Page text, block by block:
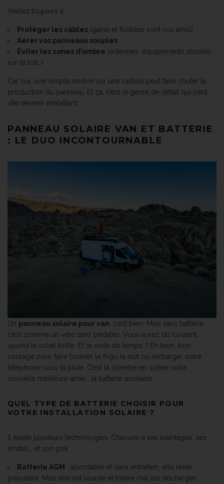
Veillez toujours à :
Protéger les câbles (gaine et fusibles sont vos amis)
Aérer vos panneaux souples
Éviter les zones d’ombre (antennes, équipements stockés
sur le toit…)
Car oui, une simple ombre sur une cellule peut faire chuter la
production du panneau. Et ça, c’est le genre de détail qui peut
vite devenir embêtant.
PANNEAU SOLAIRE VAN ET BATTERIE
: LE DUO INCONTOURNABLE
Un panneau solaire pour van , c’est bien. Mais sans batterie…
c’est comme un vélo sans pédales. Vous aurez du courant
quandle soleil brille. Et le reste du temps ? Eh bien, bon
courage pour faire tourner le frigo la nuit ou recharger votre
téléphone sous la pluie. C’est là qu’entre en scène votre
nouvelle meilleure amie : la batterie auxiliaire.
QUEL TYPE DE BATTERIE CHOISIR POUR
VOTRE INSTALLATION SOLAIRE ?
Il existe plusieurs technologies. Chacune a ses avantages, ses
limites… et son prix.
Batterie AGM : abordable et sans entretien, elle reste
populaire. Mais elle est lourde et tolère mal les décharges